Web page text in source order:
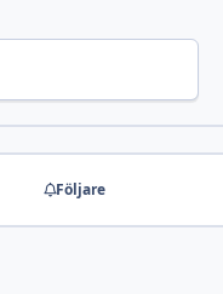
Följare